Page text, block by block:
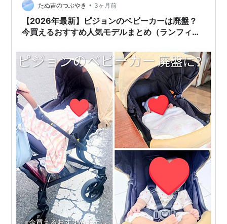
たぬ吉のつぶやき • 3ヶ月前
【2026年最新】ピジョンのベビーカーは廃盤？
今買えるおすすめ人気モデルまとめ（ランフィ・